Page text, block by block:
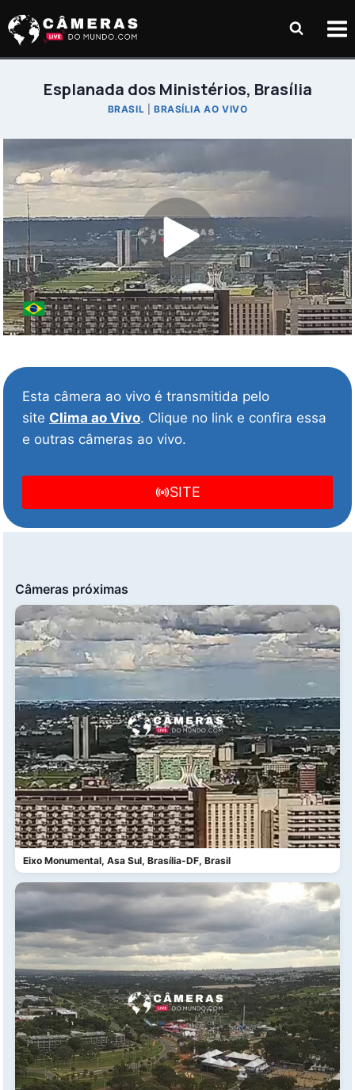
para
Esplanada dos Ministérios, Brasília
BRASIL BRASÍLIA AO VIVO
Esta câmera ao vivo é transmitida pelo
site Clima ao Vivo. Clique no link e confira essa
e outras câmeras ao vivo.
SITE
Câmeras próximas
Eixo Monumental, Asa Sul, Brasília-DF, Brasil